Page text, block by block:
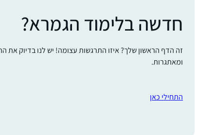
חדשה בלימוד הגמרא?
זה הדף הראשון שלך? איזו התרגשות עצומה! יש לנו בדיוק את
ומאתגרות.
התחילי כאן